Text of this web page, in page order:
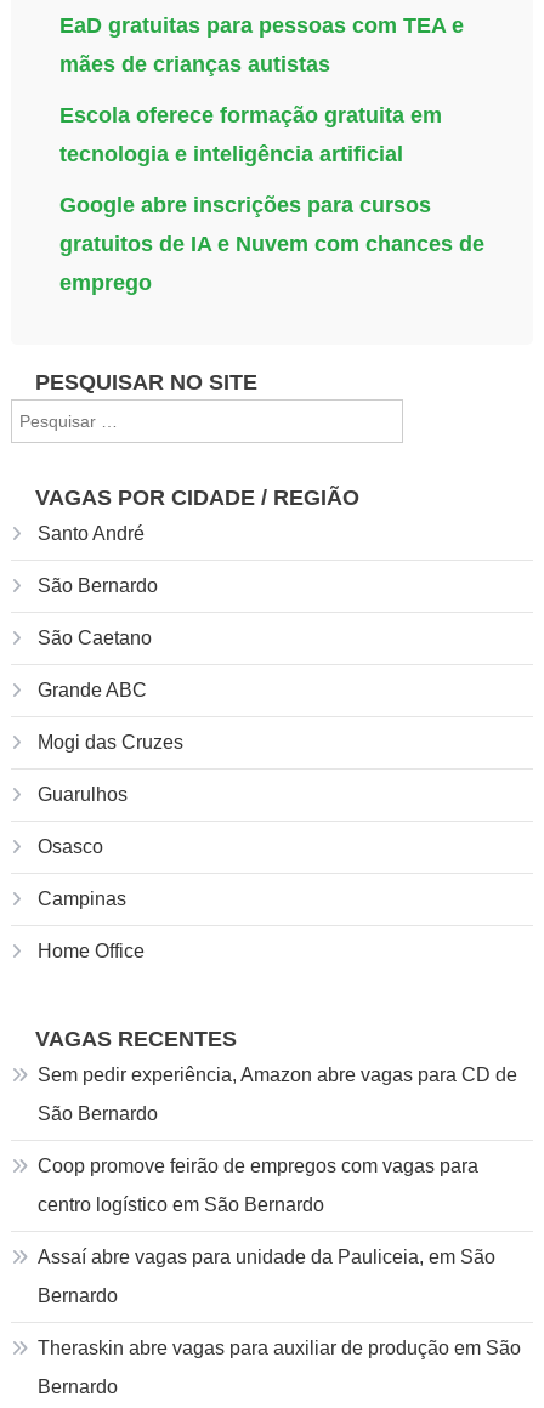
EaD gratuitas para pessoas com TEA e
mães de crianças autistas
Escola oferece formação gratuita em
tecnologia e inteligência artificial
Google abre inscrições para cursos
gratuitos de IA e Nuvem com chances de
emprego
Navegação
de
Post
PESQUISAR NO SITE
por:
VAGAS POR CIDADE / REGIÃO
Santo André
São Bernardo
São Caetano
Grande ABC
Mogi das Cruzes
Guarulhos
Osasco
Campinas
Home Office
VAGAS RECENTES
Sem pedir experiência, Amazon abre vagas para CD de
São Bernardo
Coop promove feirão de empregos com vagas para
centro logístico em São Bernardo
Assaí abre vagas para unidade da Pauliceia, em São
Bernardo
Theraskin abre vagas para auxiliar de produção em São
Bernardo